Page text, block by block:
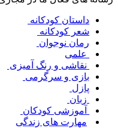
داستان کودکانه
شعر کودکانه
رمان نوجوان
علمی
نقاشی و رنگ آمیزی
بازی و سرگرمی
پازل
زبان
آموزشی کودکان
مهارت های زندگی